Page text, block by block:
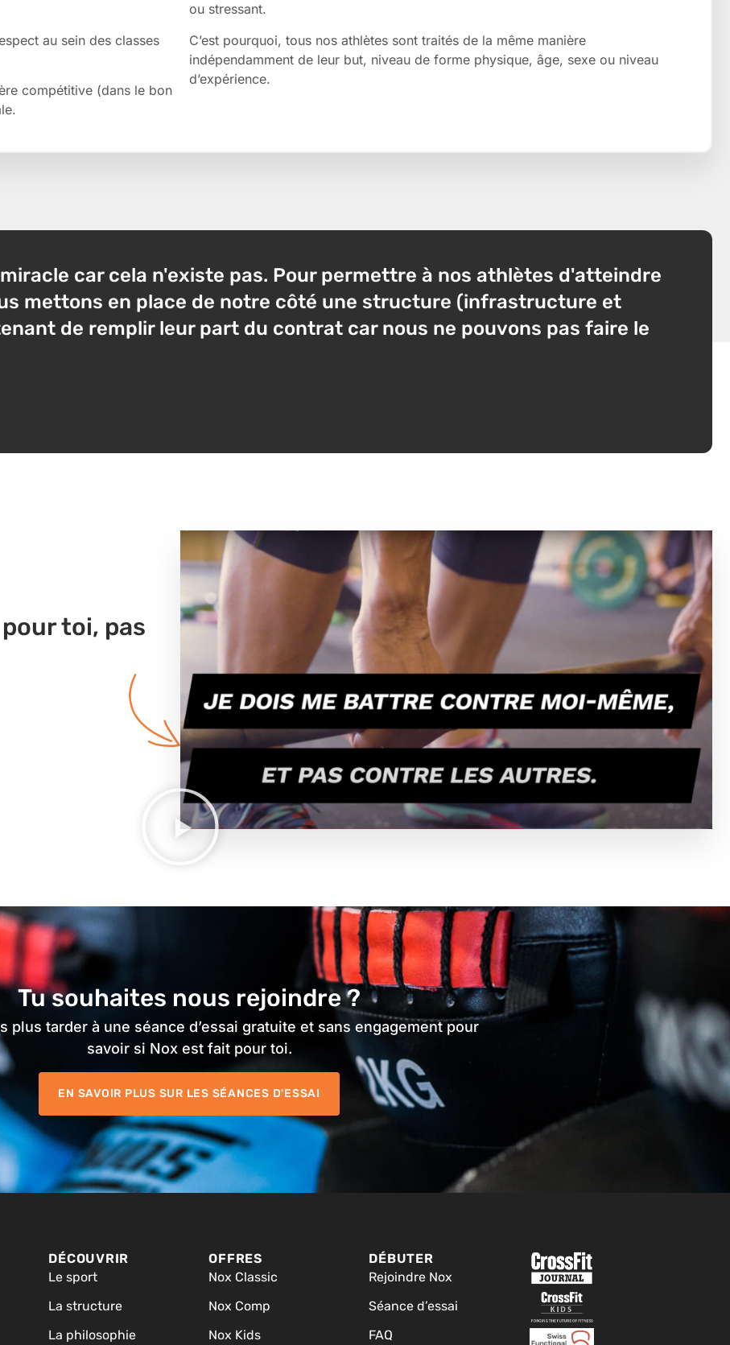
au sein des classes
compétitive (dans le bon
ou stressant.
C’est pourquoi, tous nos athlètes sont traités de la même manière
indépendamment de leur but, niveau de forme physique, âge, sexe ou niveau
d’expérience.
car cela n'existe pas. Pour permettre à nos athlètes d'atteindre
mettons en place de notre côté une structure (infrastructure et
de remplir leur part du contrat car nous ne pouvons pas faire le
toi, pas
Tu souhaites nous rejoindre ?​
plus tarder à une séance d’essai gratuite et sans engagement pour
savoir si Nox est fait pour toi.
EN SAVOIR PLUS SUR LES SÉANCES D'ESSAI
DÉCOUVRIR
Le sport
La structure
La philosophie
OFFRES
Nox Classic
Nox Comp
Nox Kids
DÉBUTER
Rejoindre Nox
Séance d’essai
FAQ